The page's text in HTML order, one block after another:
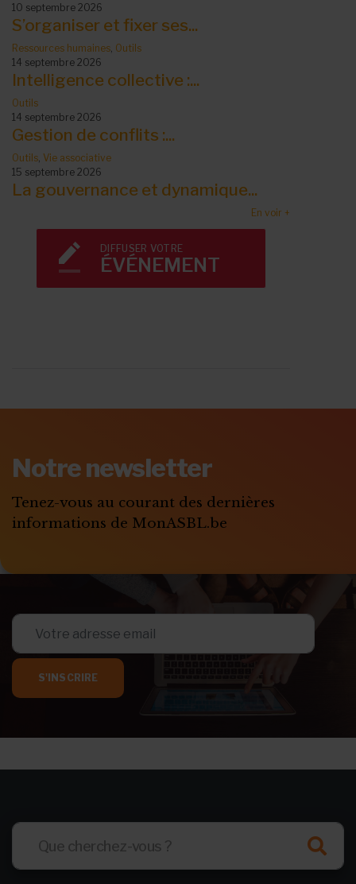
10 septembre 2026
S’organiser et fixer ses...
Ressources humaines, Outils
14 septembre 2026
Intelligence collective :...
Outils
14 septembre 2026
Gestion de conflits :...
Outils, Vie associative
15 septembre 2026
La gouvernance et dynamique...
En voir +
DIFFUSER VOTRE
ÉVÉNEMENT
Notre newsletter
Tenez-vous au courant des dernières
informations de MonASBL.be
S'INSCRIRE